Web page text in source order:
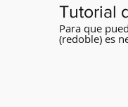
Tutorial
Para que
(redoble) es
tipo de cera